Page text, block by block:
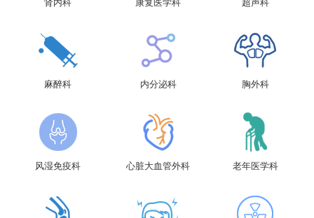
肾内科 康复医学科 超声科
麻醉科 内分泌科 胸外科
风湿免疫科 心脏大血管外科 老年医学科